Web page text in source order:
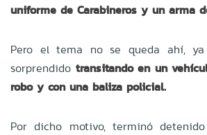
uniforme de Carabineros y un arma
Pero el tema no se queda ahí,
sorprendido transitando en un
robo y con una baliza policial.
Por dicho motivo, terminó